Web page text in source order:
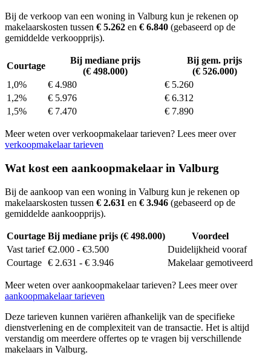
Bij de verkoop van een woning in Valburg kun je rekenen op
makelaarskosten tussen € 5.262 en € 6.840 (gebaseerd op de
gemiddelde verkoopprijs).
Courtage
Bij mediane prijs
(€ 498.000)
Bij gem. prijs
(€ 526.000)
1,0%
€ 4.980
€ 5.260
1,2%
€ 5.976
€ 6.312
1,5%
€ 7.470 € 7.890
Meer weten over verkoopmakelaar tarieven? Lees meer over
verkoopmakelaar tarieven
Wat kost een aankoopmakelaar in Valburg
Bij de aankoop van een woning in Valburg kun je rekenen op
makelaarskosten tussen € 2.631 en € 3.946 (gebaseerd op de
gemiddelde aankoopprijs).
Courtage Bij mediane prijs (€ 498.000)
Voordeel
Vast tarief €2.000 - €3.500
Duidelijkheid vooraf
Courtage € 2.631 - € 3.946 Makelaar gemotiveerd
Meer weten over aankoopmakelaar tarieven? Lees meer over
aankoopmakelaar tarieven
Deze tarieven kunnen variëren afhankelijk van de specifieke
dienstverlening en de complexiteit van de transactie. Het is altijd
verstandig om meerdere offertes op te vragen bij verschillende
makelaars in Valburg.